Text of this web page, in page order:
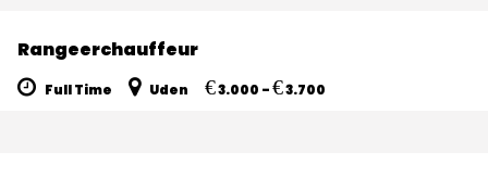
Rangeerchauffeur
Full Time Uden €3.000 -€3.700